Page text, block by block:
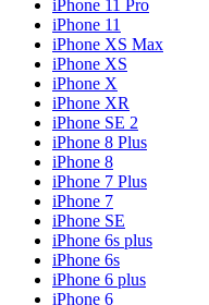
iPhone 11 Pro
iPhone 11
iPhone XS Max
iPhone XS
iPhone X
iPhone XR
iPhone SE 2
iPhone 8 Plus
iPhone 8
iPhone 7 Plus
iPhone 7
iPhone SE
iPhone 6s plus
iPhone 6s
iPhone 6 plus
iPhone 6